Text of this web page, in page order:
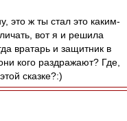
это ж ты стал это каким-
вот я и решила
вратарь и защитник в
кого раздражают? Где,
сказке?:)